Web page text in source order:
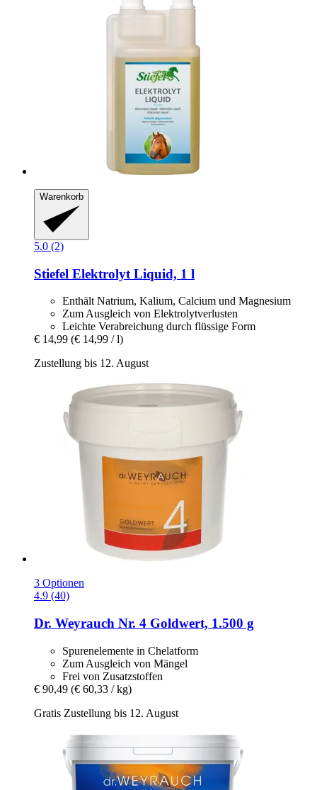
Warenkorb
5.0 (2)
Stiefel Elektrolyt Liquid, 1 l
Enthält Natrium, Kalium, Calcium und Magnesium
Zum Ausgleich von Elektrolytverlusten
Leichte Verabreichung durch flüssige Form
€ 14,99 (€ 14,99 / l)
Zustellung bis 12. August
3 Optionen
4.9 (40)
Dr. Weyrauch Nr. 4 Goldwert, 1.500 g
Spurenelemente in Chelatform
Zum Ausgleich von Mängel
Frei von Zusatzstoffen
€ 90,49 (€ 60,33 / kg)
Gratis Zustellung bis 12. August